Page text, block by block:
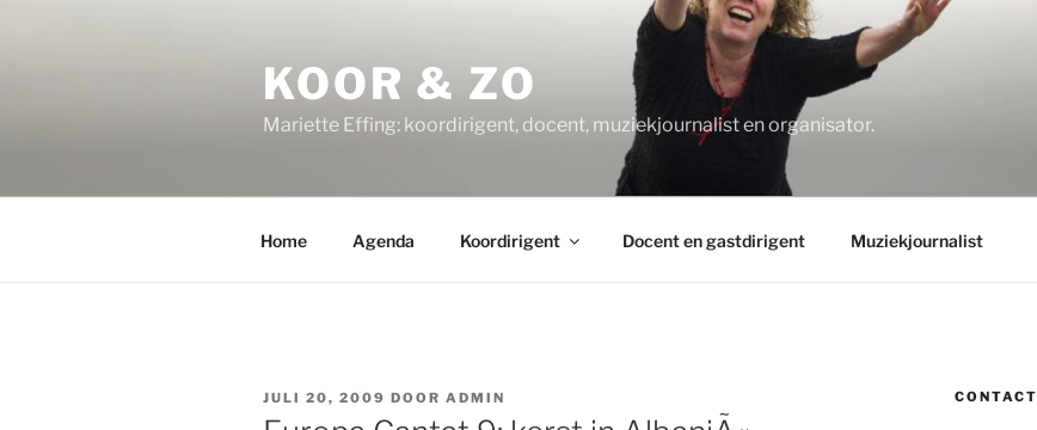
KOOR & ZO
Mariette Effing: koordirigent, docent, muziekjournalist en organisator.
Home Agenda Koordirigent Docent en gastdirigent Muziekjournalist
GEPLAATST
OP
JULI 20, 2009 DOOR ADMIN CONTACT